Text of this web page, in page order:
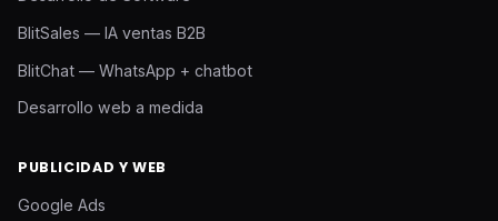
BlitSales — IA ventas B2B
BlitChat — WhatsApp + chatbot
Desarrollo web a medida
PUBLICIDAD Y WEB
Google Ads